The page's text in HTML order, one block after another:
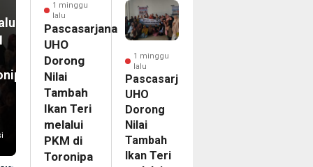
1 minggu
lalu
Pascasarjana
UHO
Dorong
Nilai
Tambah
Ikan Teri
melalui
PKM di
Toronipa
1 minggu
lalu
Pascasarjana
UHO
Dorong
Nilai
Tambah
Ikan Teri